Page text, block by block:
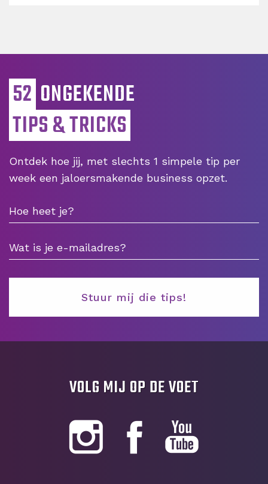
52 ONGEKENDE
TIPS & TRICKS
Ontdek hoe jij, met slechts 1 simpele tip per
week een jaloersmakende business opzet.
VOLG MIJ OP DE VOET